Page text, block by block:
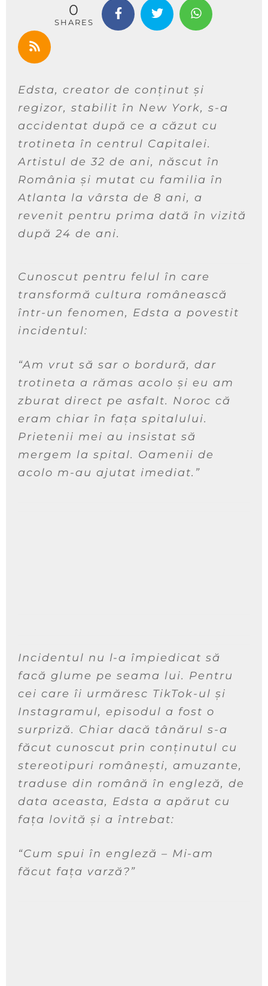
0
SHARES
Edsta, creator de conținut și
regizor, stabilit în New York, s-a
accidentat după ce a căzut cu
trotineta în centrul Capitalei.
Artistul de 32 de ani, născut în
România și mutat cu familia în
Atlanta la vârsta de 8 ani, a
revenit pentru prima dată în vizită
după 24 de ani.
Cunoscut pentru felul în care
transformă cultura românească
într-un fenomen, Edsta a povestit
incidentul:
“Am vrut să sar o bordură, dar
trotineta a rămas acolo și eu am
zburat direct pe asfalt. Noroc că
eram chiar în fața spitalului.
Prietenii mei au insistat să
mergem la spital. Oamenii de
acolo m-au ajutat imediat.”
Incidentul nu l-a împiedicat să
facă glume pe seama lui. Pentru
cei care îi urmăresc TikTok-ul și
Instagramul, episodul a fost o
surpriză. Chiar dacă tânărul s-a
făcut cunoscut prin conținutul cu
stereotipuri românești, amuzante,
traduse din română în engleză, de
data aceasta, Edsta a apărut cu
fața lovită și a întrebat:
“Cum spui în engleză – Mi-am
făcut fața varză?”